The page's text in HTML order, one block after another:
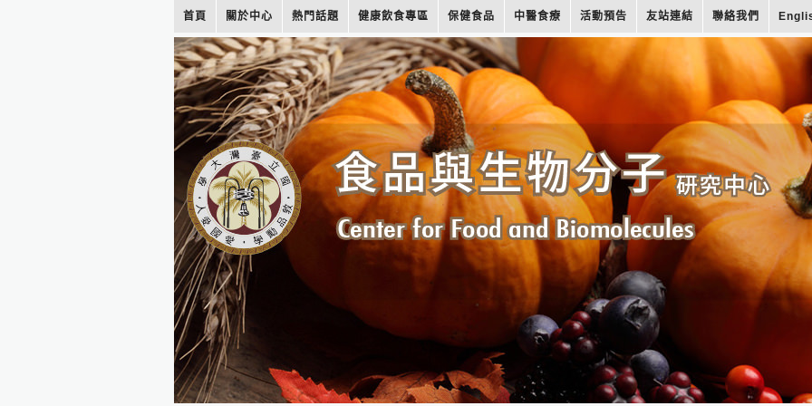
首頁 關於中心 熱門話題 健康飲食專區 保健食品 中醫食療 活動預告 友站連結 聯絡我們